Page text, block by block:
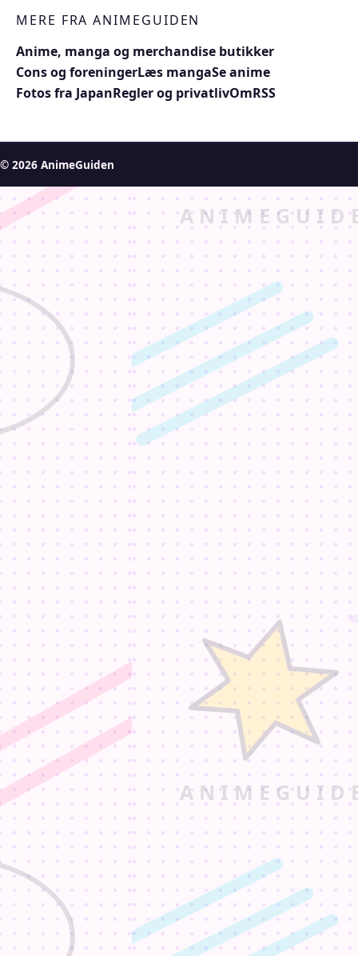
MERE FRA ANIMEGUIDEN
Anime, manga og merchandise butikker
Cons og foreningerLæs mangaSe anime
Fotos fra JapanRegler og privatlivOmRSS
© 2026 AnimeGuiden